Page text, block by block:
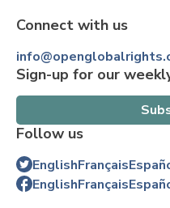
Connect with us
Sign-up for our
Follow us
EnglishFrançais
EnglishFrançais